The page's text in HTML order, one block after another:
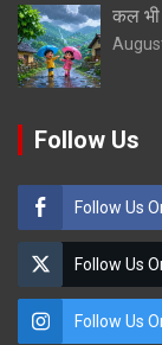
कल भी
Follow Us
Follow Us
Follow Us
Follow Us